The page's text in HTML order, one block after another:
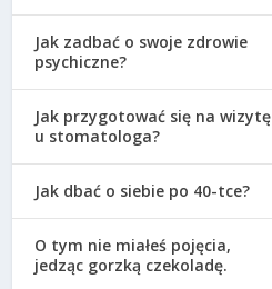
Jak zadbać o swoje zdrowie
psychiczne?
Jak przygotować się na wizytę
u stomatologa?
Jak dbać o siebie po 40-tce?
O tym nie miałeś pojęcia,
jedząc gorzką czekoladę.